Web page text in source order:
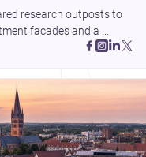
research outposts to
facades and a
these projects show
community. Discover more ideas,